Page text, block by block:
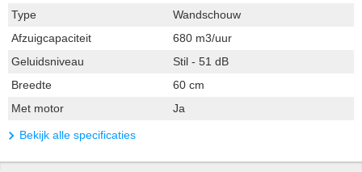
Type
Wandschouw
Afzuigcapaciteit
680 m3/uur
Geluidsniveau
Stil - 51 dB
Breedte
60 cm
Met motor
Ja
Bekijk alle specificaties